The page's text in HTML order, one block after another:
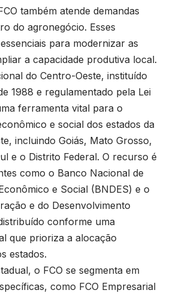
também atende demandas
do agronegócio. Esses
para modernizar as
a capacidade produtiva local.
do Centro-Oeste, instituído
1988 e regulamentado pela Lei
ferramenta vital para o
e social dos estados da
incluindo Goiás, Mato Grosso,
e o Distrito Federal. O recurso é
como o Banco Nacional de
e Social (BNDES) e o
e do Desenvolvimento
conforme uma
que prioriza a alocação
estados.
o FCO se segmenta em
como FCO Empresarial